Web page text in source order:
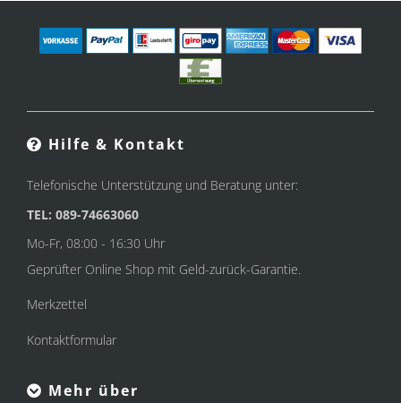
Hilfe & Kontakt
Telefonische Unterstützung und Beratung unter:
TEL: 089-74663060
Mo-Fr, 08:00 - 16:30 Uhr
Geprüfter Online Shop mit Geld-zurück-Garantie.
Merkzettel
Kontaktformular
Mehr über